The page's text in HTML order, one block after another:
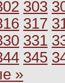
303
317
331
345
»